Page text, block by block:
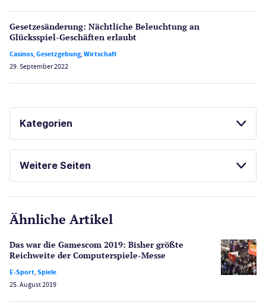
Gesetzes­änderung: Nächtliche Beleuch­tung an
Glücksspiel-Geschäften erlaubt
Casinos,Gesetzgebung,Wirtschaft
29. September 2022
Kategorien
Gesetzgebung
Lotterie
Poker
Weitere Seiten
CasinoOnline.de
Ähnliche Artikel
Das war die Gamescom 2019: Bisher größte
Reichweite der Computerspiele-Messe
E-Sport,Spiele
25. August 2019